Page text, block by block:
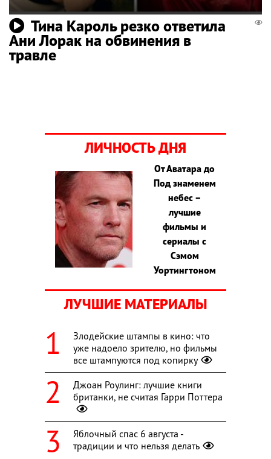
Тина Кароль резко ответила
Ани Лорак на обвинения в
травле
ЛИЧНОСТЬ ДНЯ
От Аватара до
Под знаменем
небес –
лучшие
фильмы и
сериалы с
Сэмом
Уортингтоном
ЛУЧШИЕ МАТЕРИАЛЫ
Злодейские штампы в кино: что
уже надоело зрителю, но фильмы
все штампуются под копирку
Джоан Роулинг: лучшие книги
британки, не считая Гарри Поттера
Яблочный спас 6 августа -
традиции и что нельзя делать